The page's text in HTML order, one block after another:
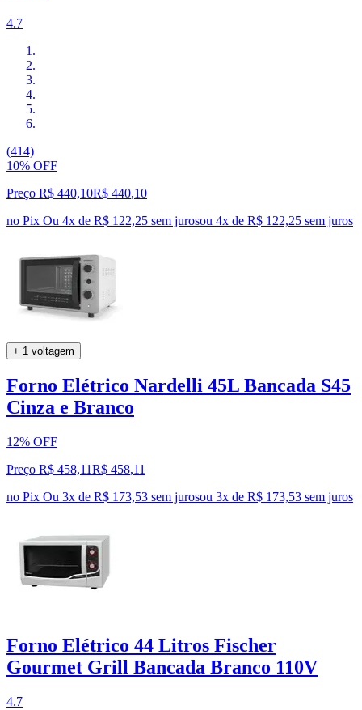
4.7
(414)
10% OFF
Preço R$ 440,10R$ 440,10
no Pix Ou 4x de R$ 122,25 sem jurosou 4x de R$ 122,25 sem juros
+ 1 voltagem
Forno Elétrico Nardelli 45L Bancada S45
Cinza e Branco
12% OFF
Preço R$ 458,11R$ 458,11
no Pix Ou 3x de R$ 173,53 sem jurosou 3x de R$ 173,53 sem juros
Forno Elétrico 44 Litros Fischer
Gourmet Grill Bancada Branco 110V
4.7